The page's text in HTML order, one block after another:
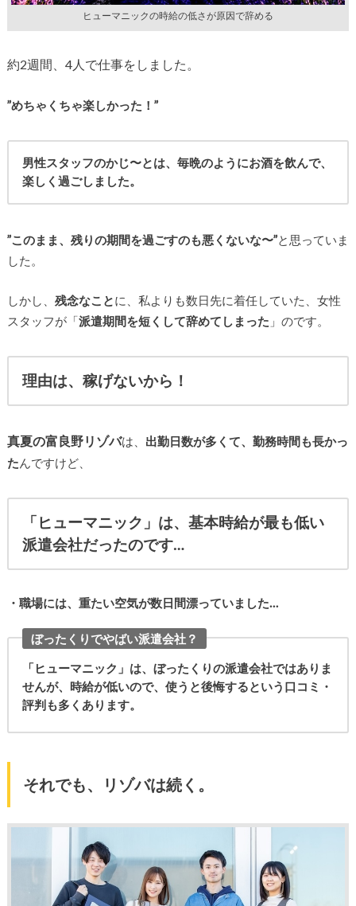
ヒューマニックの時給の低さが原因で辞める
約2週間、4人で仕事をしました。
”めちゃくちゃ楽しかった！”
男性スタッフのかじ〜とは、毎晩のようにお酒を飲んで、
楽しく過ごしました。
”このまま、残りの期間を過ごすのも悪くないな〜”と思っていま
した。
しかし、 残念なことに、私よりも数日先に着任していた、女性
スタッフが「派遣期間を短くして辞めてしまった 」のです。
理由は、稼げないから！
真夏の富良野リゾバは、 出勤日数が多くて、勤務時間も長かっ
たんですけど、
「ヒューマニック」は、基本時給が最も低い
派遣会社だったのです…
・職場には、重たい空気が数日間漂っていました…
ぼったくりでやばい派遣会社？
「ヒューマニック」は、ぼったくりの派遣会社ではありま
せんが、時給が低いので、使うと後悔するという口コミ・
評判も多くあります。
それでも、リゾバは続く。